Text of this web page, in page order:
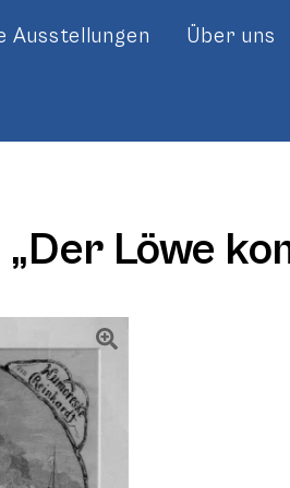
Ausstellungen Über uns
Löwe